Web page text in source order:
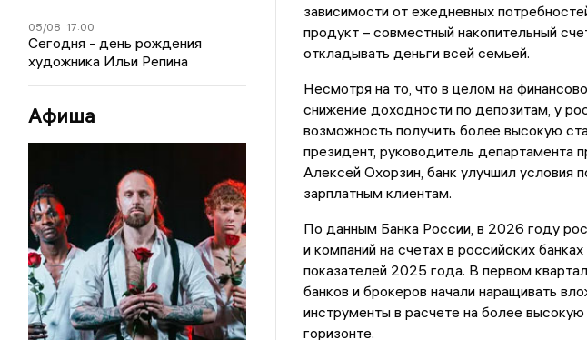
05/08 17:00
Сегодня - день рождения
художника Ильи Репина
Афиша
зависимости от ежедневных
продукт – совместный накопительный
откладывать деньги всей семьей.
Несмотря на то, что в целом на
снижение доходности по депозитам, у
возможность получить более высокую
президент, руководитель департамента
Алексей Охорзин, банк улучшил условия
зарплатным клиентам.
По данным Банка России, в 2026 году
и компаний на счетах в российских
показателей 2025 года. В первом
банков и брокеров начали наращивать
инструменты в расчете на более
горизонте.